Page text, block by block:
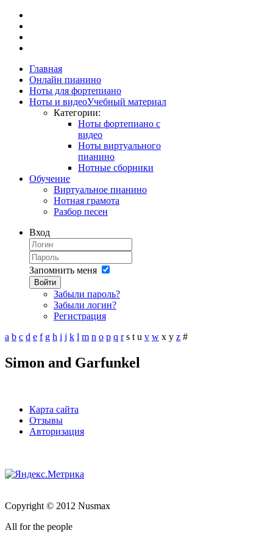
Главная
Онлайн пианино
Ноты для фортепиано
Ноты и видеоУчебный материал
Категории:
Ноты фортепиано с
видео
Ноты виртуального
пианино
Нотные сборники
Обучение
Виртуальное пианино
Нотная грамота
Разбор песен
Вход
Запомнить меня
Войти
Забыли пароль?
Забыли логин?
Регистрация
a b c d e f g h i j k l m n o p q r s t u v w x y z #
Simon and Garfunkel
Карта сайта
Отзывы
Авторизация
Copyright © 2012 Nusmax
All for the people